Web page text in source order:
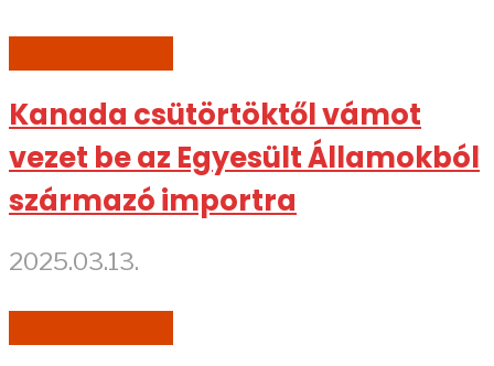
Kanada csütörtöktől vámot
vezet be az Egyesült Államokból
származó importra
2025.03.13.